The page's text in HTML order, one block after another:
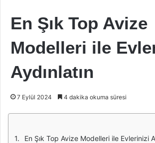
En Şık Top Avize
Modelleri ile
Aydınlatın
7 Eylül 2024 4 dakika okuma süresi
En Şık Top Avize Modelleri ile Evlerinizi